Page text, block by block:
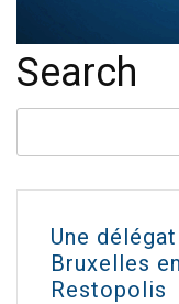
Search
Une
Bruxelles
Restopolis